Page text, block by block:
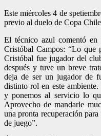
Este miércoles 4 de
previo al duelo de Copa
El técnico azul comentó en
Cristóbal Campos: “Lo que
Cristóbal fue jugador del
después y tuve un breve
deja de ser un jugador de
distinto rol en este
y ponemos al servicio lo
Aprovecho de mandarle
una pronta recuperación
de juego”.